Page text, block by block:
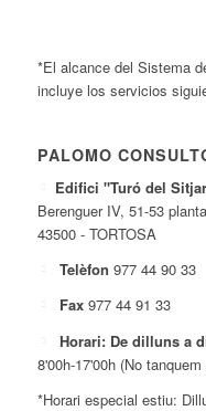
*El alcance del Sistema
incluye los servicios
PALOMO
Edifici "Turó del
Berenguer IV, 51-53
43500 - TORTOSA
Telèfon 977 44 90 33
Fax 977 44 91 33
Horari: De dilluns a
8'00h-17'00h (No
*Horari especial estiu: